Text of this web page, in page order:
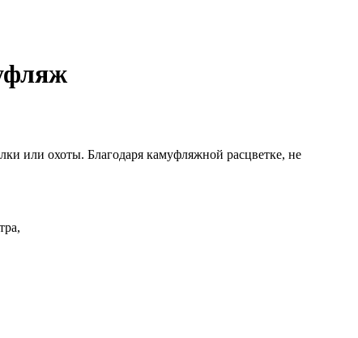
или охоты. Благодаря камуфляжной расцветке, не